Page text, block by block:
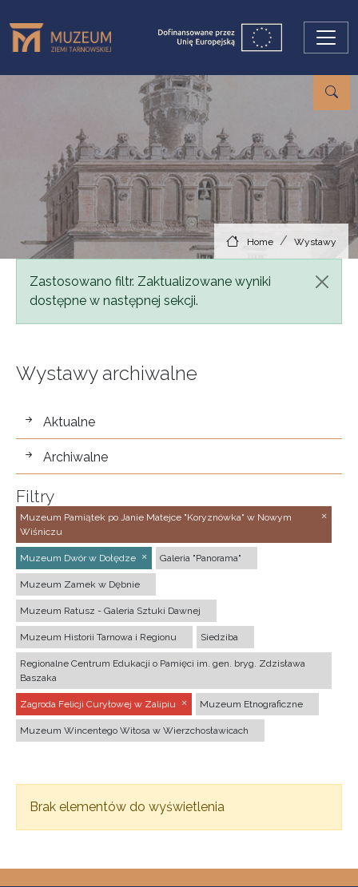
Home Wystawy
Status message
Zastosowano filtr. Zaktualizowane wyniki
dostępne w następnej sekcji.
Wystawy archiwalne
wystawy
Aktualne
Archiwalne
Filtry
Muzeum Pamiątek po Janie Matejce "Koryznówka" w Nowym
Wiśniczu
Muzeum Dwór w Dołędze Galeria "Panorama"
Muzeum Zamek w Dębnie
Muzeum Ratusz - Galeria Sztuki Dawnej
Muzeum Historii Tarnowa i Regionu Siedziba
Regionalne Centrum Edukacji o Pamięci im. gen. bryg. Zdzisława
Baszaka
Zagroda Felicji Curyłowej w Zalipiu Muzeum Etnograficzne
Muzeum Wincentego Witosa w Wierzchosławicach
Brak elementów do wyświetlenia